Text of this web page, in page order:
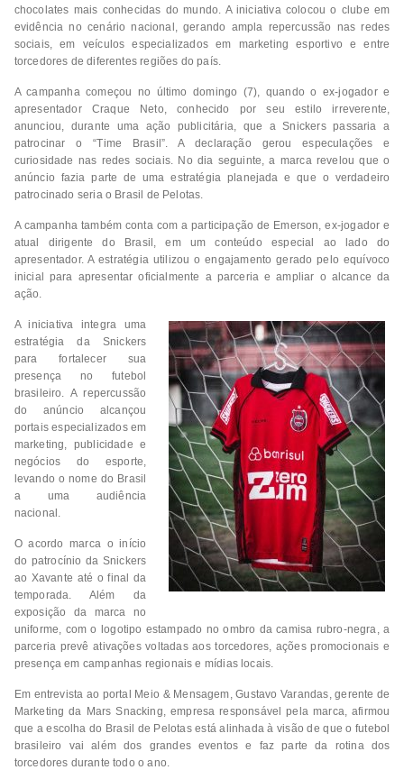
chocolates mais conhecidas do mundo. A iniciativa colocou o clube em
evidência no cenário nacional, gerando ampla repercussão nas redes
sociais, em veículos especializados em marketing esportivo e entre
torcedores de diferentes regiões do país.
A campanha começou no último domingo (7), quando o ex-jogador e
apresentador Craque Neto, conhecido por seu estilo irreverente,
anunciou, durante uma ação publicitária, que a Snickers passaria a
patrocinar o “Time Brasil”. A declaração gerou especulações e
curiosidade nas redes sociais. No dia seguinte, a marca revelou que o
anúncio fazia parte de uma estratégia planejada e que o verdadeiro
patrocinado seria o Brasil de Pelotas.
A campanha também conta com a participação de Emerson, ex-jogador e
atual dirigente do Brasil, em um conteúdo especial ao lado do
apresentador. A estratégia utilizou o engajamento gerado pelo equívoco
inicial para apresentar oficialmente a parceria e ampliar o alcance da
ação.
A iniciativa integra uma
estratégia da Snickers
para fortalecer sua
presença no futebol
brasileiro. A repercussão
do anúncio alcançou
portais especializados em
marketing, publicidade e
negócios do esporte,
levando o nome do Brasil
a uma audiência
nacional.
O acordo marca o início
do patrocínio da Snickers
ao Xavante até o final da
temporada. Além da
exposição da marca no
uniforme, com o logotipo estampado no ombro da camisa rubro-negra, a
parceria prevê ativações voltadas aos torcedores, ações promocionais e
presença em campanhas regionais e mídias locais.
Em entrevista ao portal Meio & Mensagem, Gustavo Varandas, gerente de
Marketing da Mars Snacking, empresa responsável pela marca, afirmou
que a escolha do Brasil de Pelotas está alinhada à visão de que o futebol
brasileiro vai além dos grandes eventos e faz parte da rotina dos
torcedores durante todo o ano.